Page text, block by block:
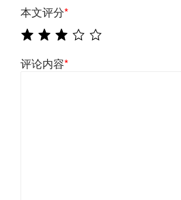
本文评分*
评论内容*